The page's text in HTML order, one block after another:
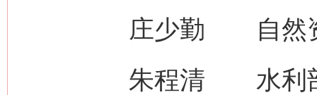
庄少勤 自然资
朱程清 水利部